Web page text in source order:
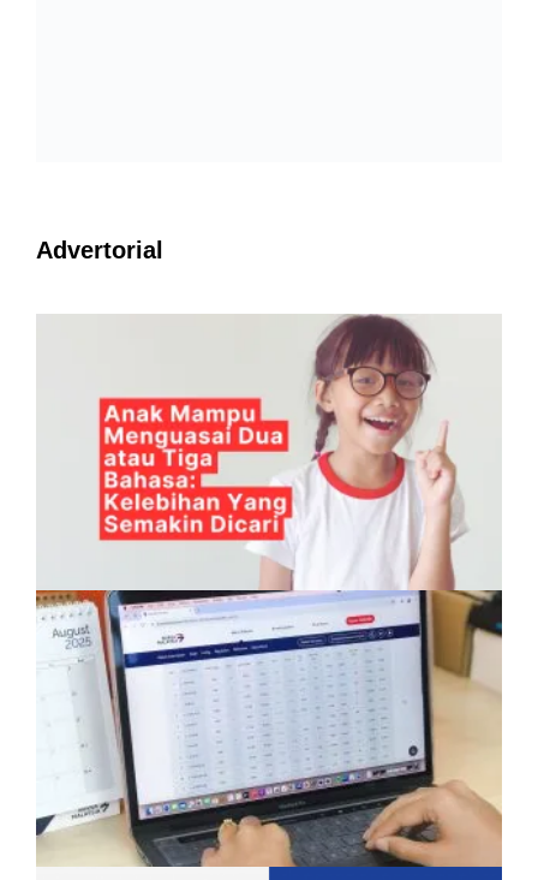
Advertorial
Anak Mampu Menguasai Dua atau Tiga
Bahasa: Kelebihan Yang Semakin Dicari